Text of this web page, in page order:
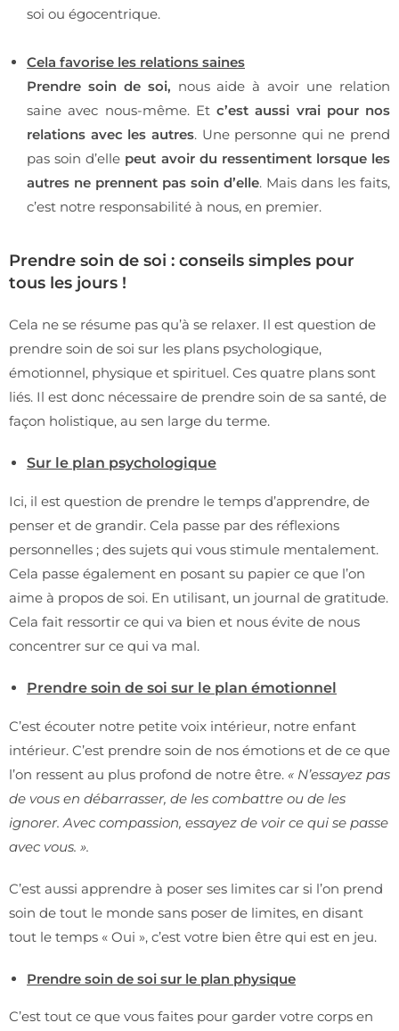
soi ou égocentrique.
Cela favorise les relations saines
Prendre soin de soi, nous aide à avoir une relation
saine avec nous-même. Et c’est aussi vrai pour nos
relations avec les autres. Une personne qui ne prend
pas soin d’elle peut avoir du ressentiment lorsque les
autres ne prennent pas soin d’elle. Mais dans les faits,
c’est notre responsabilité à nous, en premier.
Prendre soin de soi : conseils simples pour
tous les jours !
Cela ne se résume pas qu’à se relaxer. Il est question de
prendre soin de soi sur les plans psychologique,
émotionnel, physique et spirituel. Ces quatre plans sont
liés. Il est donc nécessaire de prendre soin de sa santé, de
façon holistique, au sen large du terme.
Sur le plan psychologique
Ici, il est question de prendre le temps d’apprendre, de
penser et de grandir. Cela passe par des réflexions
personnelles ; des sujets qui vous stimule mentalement.
Cela passe également en posant su papier ce que l’on
aime à propos de soi. En utilisant, un journal de gratitude.
Cela fait ressortir ce qui va bien et nous évite de nous
concentrer sur ce qui va mal.
Prendre soin de soi sur le plan émotionnel
C’est écouter notre petite voix intérieur, notre enfant
intérieur. C’est prendre soin de nos émotions et de ce que
l’on ressent au plus profond de notre être. « N’essayez pas
de vous en débarrasser, de les combattre ou de les
ignorer. Avec compassion, essayez de voir ce qui se passe
avec vous. ».
C’est aussi apprendre à poser ses limites car si l’on prend
soin de tout le monde sans poser de limites, en disant
tout le temps « Oui », c’est votre bien être qui est en jeu.
Prendre soin de soi sur le plan physique
C’est tout ce que vous faites pour garder votre corps en